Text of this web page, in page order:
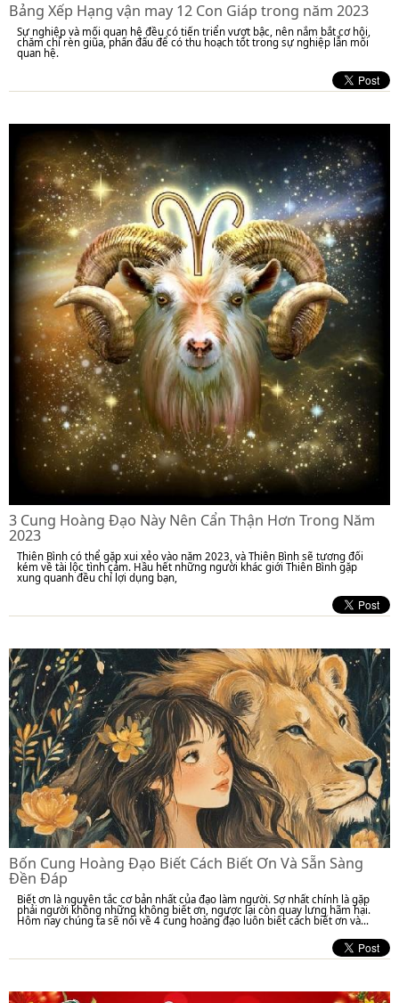
Bảng Xếp Hạng vận may 12 Con Giáp trong năm 2023
Sự nghiệp và mối quan hệ đều có tiến triển vượt bậc, nên nắm bắt cơ hội,
chăm chỉ rèn giũa, phấn đấu để có thu hoạch tốt trong sự nghiệp lẫn mối
quan hệ.
3 Cung Hoàng Đạo Này Nên Cẩn Thận Hơn Trong Năm
2023
Thiên Bình có thể gặp xui xẻo vào năm 2023, và Thiên Bình sẽ tương đối
kém về tài lộc tình cảm. Hầu hết những người khác giới Thiên Bình gặp
xung quanh đều chỉ lợi dụng bạn,
Bốn Cung Hoàng Đạo Biết Cách Biết Ơn Và Sẵn Sàng
Đền Đáp
Biết ơn là nguyên tắc cơ bản nhất của đạo làm người. Sợ nhất chính là gặp
phải người không những không biết ơn, ngược lại còn quay lưng hãm hại.
Hôm nay chúng ta sẽ nói về 4 cung hoàng đạo luôn biết cách biết ơn và...